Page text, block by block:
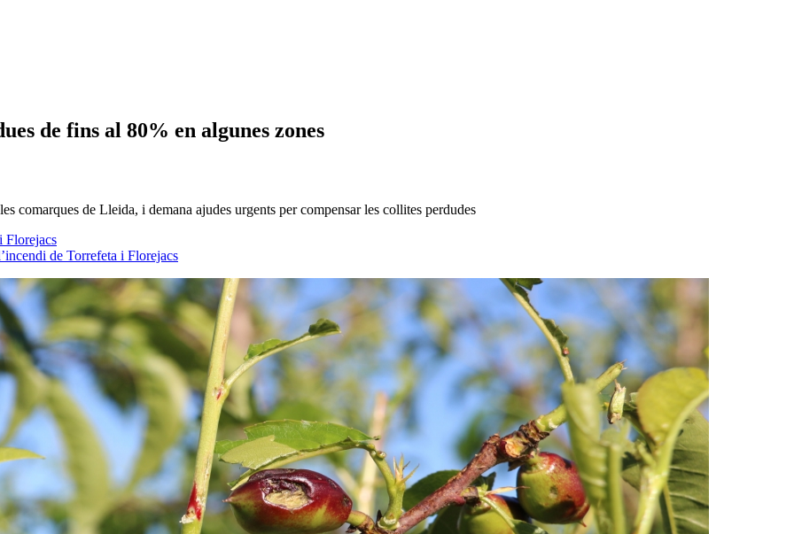
de fins al 80% en algunes zones
comarques de Lleida, i demana ajudes urgents per compensar les collites perdudes
Florejacs
de Torrefeta i Florejacs